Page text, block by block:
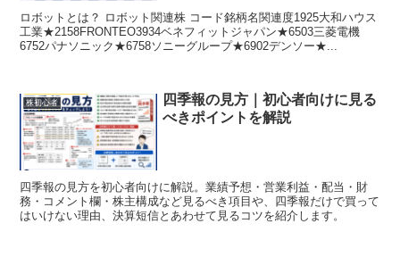
ロボットとは？ ロボット関連株 コード銘柄名関連度1925大和ハウス
工業★2158FRONTEO3934ベネフィットジャパン★6503三菱電機
6752パナソニック★6758ソニーグループ★6902デンソー★...
株初心者
四季報の見方｜初心者向けに見る
べきポイントを解説
四季報の見方を初心者向けに解説。業績予想・営業利益・配当・財
務・コメント欄・株主構成など見るべき項目や、四季報だけで買って
はいけない理由、決算短信とあわせて見るコツを紹介します。